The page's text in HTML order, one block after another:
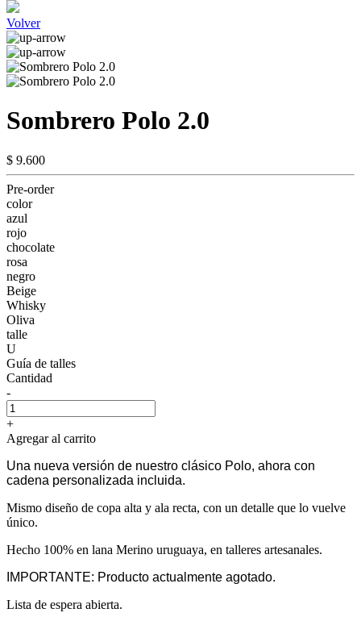
Volver
Sombrero Polo 2.0
$ 9.600
Pre-order
color
azul
rojo
chocolate
rosa
negro
Beige
Whisky
Oliva
talle
U
Guía de talles
Cantidad
-
+
Agregar al carrito
Una nueva versión de nuestro clásico Polo, ahora con
cadena personalizada incluida.
Mismo diseño de copa alta y ala recta, con un detalle que lo vuelve
único.
Hecho 100% en lana Merino uruguaya, en talleres artesanales.
IMPORTANTE: Producto actualmente agotado.
Lista de espera abierta.